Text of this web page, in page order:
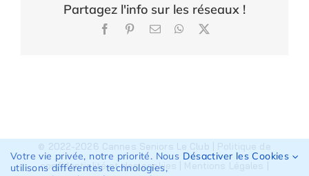
Partagez l'info sur les réseaux !
FacebookPinterest
Email WhatsApp
confidentialité et des cookies
Votre vie privée, notre priorité. Nous
utilisons différentes technologies,
Désactiver les Cookies